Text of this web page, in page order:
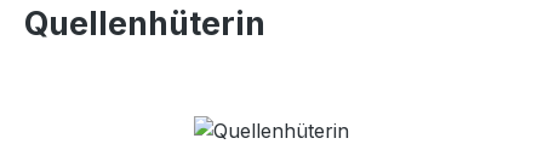
Quellenhüterin
Bildergalerie überspringen